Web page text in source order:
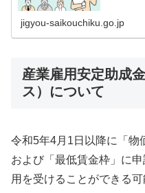
jigyou-saikouchiku.go.jp
産業雇用安定助成
ス）について
令和5年4月1日以降に「物
および「最低賃金枠」に
用を受けることができる可